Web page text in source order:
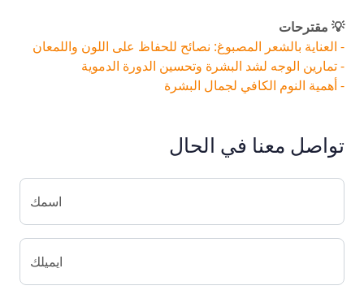
💡 مقترحات
- العناية بالشعر المصبوغ: نصائح للحفاظ على اللون واللمعان
- تمارين الوجه لشد البشرة وتحسين الدورة الدموية
- أهمية النوم الكافي لجمال البشرة
تواصل معنا في الحال
اسمك
ايميلك